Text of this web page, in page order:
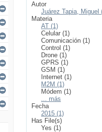
Autor
Juárez Tapia, Miguel
Materia
AT (1)
Celular (1)
Comunicación (1)
Control (1)
Drone (1)
GPRS (1)
GSM (1)
Internet (1)
M2M (1)
Módem (1)
... más
Fecha
2015 (1)
Has File(s)
Yes (1)